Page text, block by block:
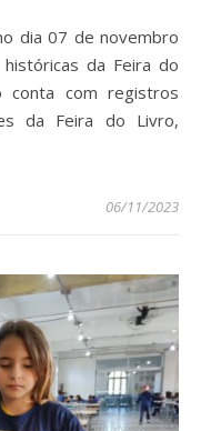
da Feira do
conta com registros
da Feira do Livro,
06/11/2023